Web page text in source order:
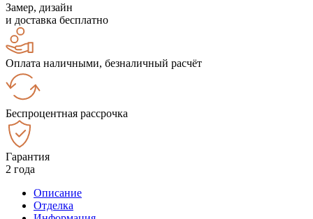
Замер, дизайн
и доставка бесплатно
Оплата наличными, безналичный расчёт
Беспроцентная рассрочка
Гарантия
2 года
Описание
Отделка